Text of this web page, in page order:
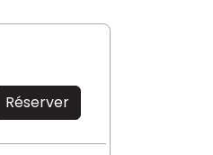
Réserver